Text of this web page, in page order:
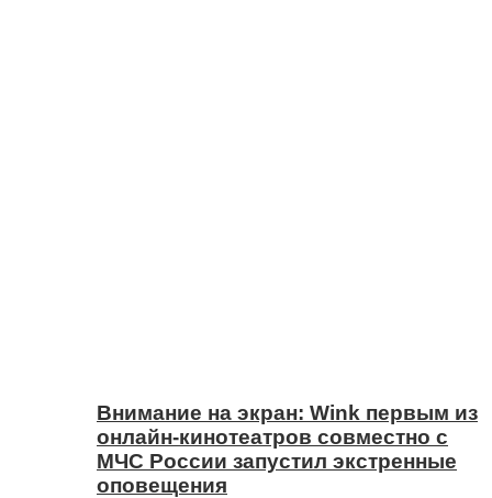
Внимание на экран: Wink первым из
онлайн-кинотеатров совместно с
МЧС России запустил экстренные
оповещения